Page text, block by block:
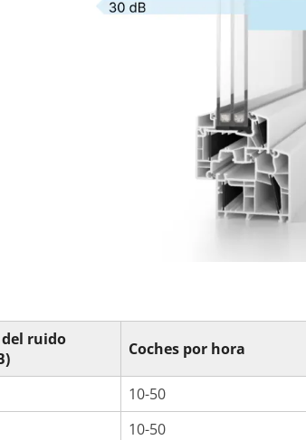
ruido
Coches por hora
10-50
10-50